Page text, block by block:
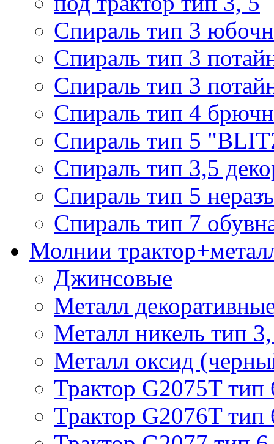
Спираль тип 3
Спираль тип 3
Спираль тип 3
Спираль тип 4
Спираль тип 5
Спираль тип 3,5
Спираль тип 5
Спираль тип 7
Молнии
Джинсовые
Металл
Металл никель тип
Металл оксид
Трактор G2075T тип
Трактор G2076T тип